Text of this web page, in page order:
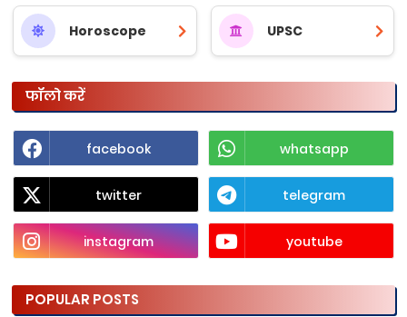
Horoscope UPSC
फॉलो करें
facebook whatsapp
twitter telegram
instagram youtube
POPULAR POSTS